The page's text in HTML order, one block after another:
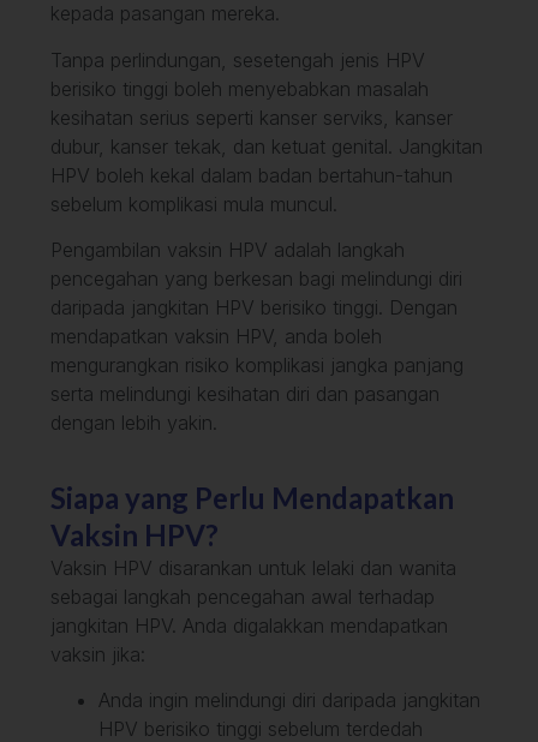
kepada pasangan mereka.
Tanpa perlindungan, sesetengah jenis HPV
berisiko tinggi boleh menyebabkan masalah
kesihatan serius seperti kanser serviks, kanser
dubur, kanser tekak, dan ketuat genital. Jangkitan
HPV boleh kekal dalam badan bertahun-tahun
sebelum komplikasi mula muncul.
Pengambilan vaksin HPV adalah langkah
pencegahan yang berkesan bagi melindungi diri
daripada jangkitan HPV berisiko tinggi. Dengan
mendapatkan vaksin HPV, anda boleh
mengurangkan risiko komplikasi jangka panjang
serta melindungi kesihatan diri dan pasangan
dengan lebih yakin.
Siapa yang Perlu Mendapatkan
Vaksin HPV?
Vaksin HPV disarankan untuk lelaki dan wanita
sebagai langkah pencegahan awal terhadap
jangkitan HPV. Anda digalakkan mendapatkan
vaksin jika:
Anda ingin melindungi diri daripada jangkitan
HPV berisiko tinggi sebelum terdedah